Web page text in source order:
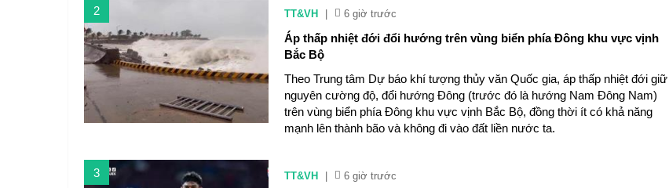
2 TT&VH 6 giờ trước
Áp thấp nhiệt đới đổi hướng trên vùng biển phía Đông khu vực vịnh
Bắc Bộ
Theo Trung tâm Dự báo khí tượng thủy văn Quốc gia, áp thấp nhiệt đới giữ
nguyên cường độ, đổi hướng Đông (trước đó là hướng Nam Đông Nam)
trên vùng biển phía Đông khu vực vịnh Bắc Bộ, đồng thời ít có khả năng
mạnh lên thành bão và không đi vào đất liền nước ta.
3 TT&VH 6 giờ trước